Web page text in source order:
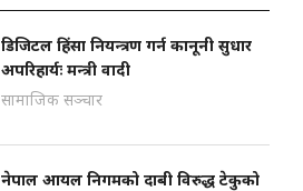
डिजिटल हिंसा नियन्त्रण गर्न कानूनी सुधार
अपरिहार्यः मन्त्री वादी
सामाजिक सञ्चार
नेपाल आयल निगमको दाबी विरुद्ध टेकुको